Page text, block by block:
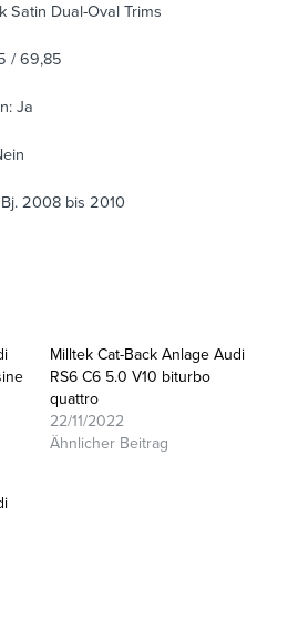
Satin Dual-Oval Trims
/ 69,85
Ja
2008 bis 2010
Milltek Cat-Back Anlage Audi
RS6 C6 5.0 V10 biturbo
quattro
22/11/2022
Ähnlicher Beitrag